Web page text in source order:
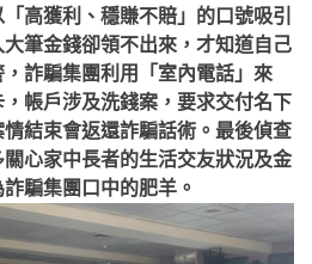
高獲利、穩賺不賠」的口號吸引
筆金錢卻領不出來，才知道自己
詐騙集團利用「室內電話」來
帳戶涉及洗錢案，要求交付名下
結束會返還詐騙話術。最後偵查
心家中長者的生活交友狀況及金
騙集團口中的肥羊。